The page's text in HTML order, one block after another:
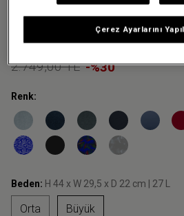
SIRT ÇANTASI
2.749,00 TL -%30
Renk:
Beden: H 44 x W 29,5 x D 22 cm | 27 L
Orta Büyük
Çerez Ayarlarını